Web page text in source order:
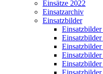
Einsätze 2022
Einsatzarchiv
Einsatzbilder